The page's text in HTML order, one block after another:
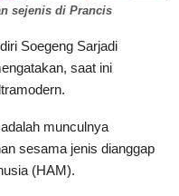
sejenis di Prancis
Soegeng Sarjadi
saat ini
munculnya
sesama jenis dianggap
(HAM).